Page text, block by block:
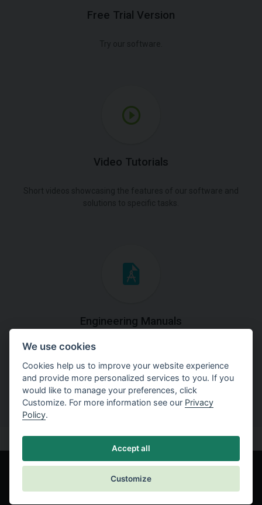
Free Trial Version
Video Tutorials
Engineering Manuals
Step by steps guides on how
to solve a specific tasks.
We use cookies
Cookies help us to improve your website experience
and provide more personalized services to you. If you
would like to manage your preferences, click
Customize. For more information see our Privacy
Policy.
Accept all
Customize